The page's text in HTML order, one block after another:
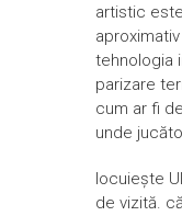
artistic
tehnologia
parizare
cum ar fi
unde
locuiește
de vizită.